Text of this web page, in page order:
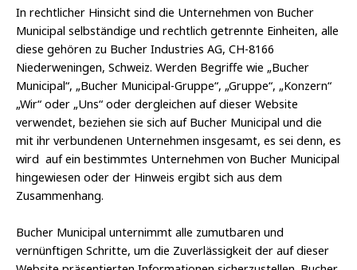
In rechtlicher Hinsicht sind die Unternehmen von Bucher
Municipal selbständige und rechtlich getrennte Einheiten, alle
diese gehören zu Bucher Industries AG, CH-8166
Niederweningen, Schweiz. Werden Begriffe wie „Bucher
Municipal“, „Bucher Municipal-Gruppe“, „Gruppe“, „Konzern“
„Wir“ oder „Uns“ oder dergleichen auf dieser Website
verwendet, beziehen sie sich auf Bucher Municipal und die
mit ihr verbundenen Unternehmen insgesamt, es sei denn, es
wird auf ein bestimmtes Unternehmen von Bucher Municipal
hingewiesen oder der Hinweis ergibt sich aus dem
Zusammenhang.
Bucher Municipal unternimmt alle zumutbaren und
vernünftigen Schritte, um die Zuverlässigkeit der auf dieser